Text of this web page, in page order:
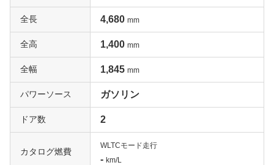
全長 4,680 mm
全高 1,400 mm
全幅 1,845 mm
パワーソース ガソリン
ドア数 2
カタログ燃費
WLTCモード走行
- km/L